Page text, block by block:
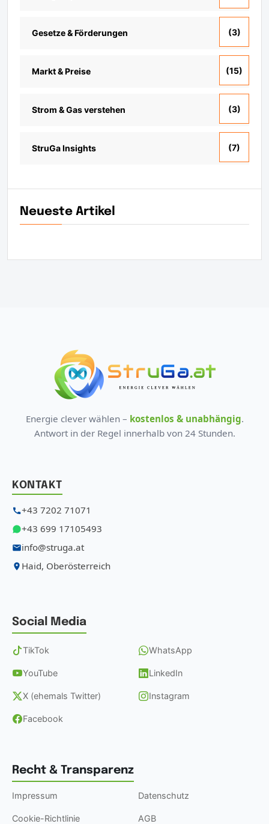
Gesetze & Förderungen (3)
Markt & Preise (15)
Strom & Gas verstehen (3)
StruGa Insights (7)
Neueste Artikel
Energie clever wählen – kostenlos & unabhängig.
Antwort in der Regel innerhalb von 24 Stunden.
KONTAKT
+43 7202 71071
+43 699 17105493
info@struga.at
Haid, Oberösterreich
Social Media
TikTok WhatsApp
YouTube LinkedIn
X (ehemals Twitter) Instagram
Facebook
Recht & Transparenz
Impressum Datenschutz
Cookie-Richtlinie AGB